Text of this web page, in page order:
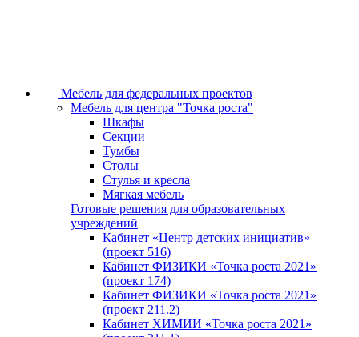
Мебель для федеральных проектов
Мебель для центра "Точка роста"
Шкафы
Секции
Тумбы
Столы
Стулья и кресла
Мягкая мебель
Готовые решения для образовательных
учреждений
Кабинет «Центр детских инициатив»
(проект 516)
Кабинет ФИЗИКИ «Точка роста 2021»
(проект 174)
Кабинет ФИЗИКИ «Точка роста 2021»
(проект 211.2)
Кабинет ХИМИИ «Точка роста 2021»